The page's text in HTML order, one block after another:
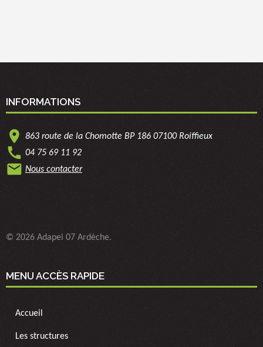
INFORMATIONS
location_on 863 route de la Chomotte BP 186 07100 Roiffieux
call 04 75 69 11 92
mail Nous contacter
© 2026 Adapei 07 Ardèche.
MENU ACCÈS RAPIDE
Accueil
Les structures